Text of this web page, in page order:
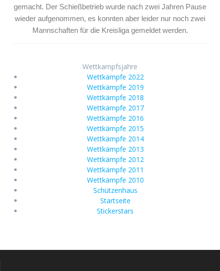
gemacht. Der Schießbetrieb wurde nach zwei Jahren Pause
wieder aufgenommen, es konnten aber leider nur noch zwei
Mannschaften für die Kreisliga gemeldet werden.
Wettkampfsjahre
Wettkämpfe 2022
Wettkämpfe 2019
Wettkämpfe 2018
Wettkämpfe 2017
Wettkämpfe 2016
Wettkämpfe 2015
Wettkämpfe 2014
Wettkämpfe 2013
Wettkämpfe 2012
Wettkämpfe 2011
Wettkämpfe 2010
Schützenhaus
Startseite
Stickerstars